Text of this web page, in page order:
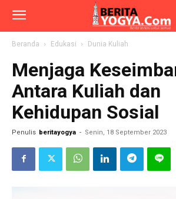
Beranda Edukasi Dunia Kuliah
Menjaga
Antara Kuliah dan
Kehidupan Sosial
Penulis beritayogya - Senin, 18 September 2023